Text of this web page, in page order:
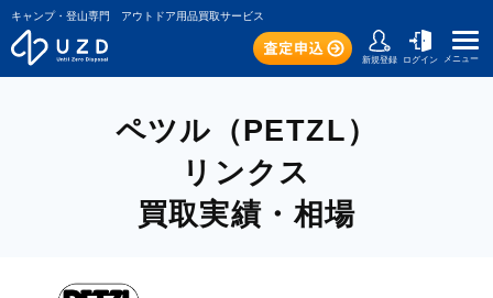
キャンプ・登山専門 アウトドア用品買取サービス
新規登録 ログイン メニュー
ペツル（PETZL）
リンクス
買取実績・相場